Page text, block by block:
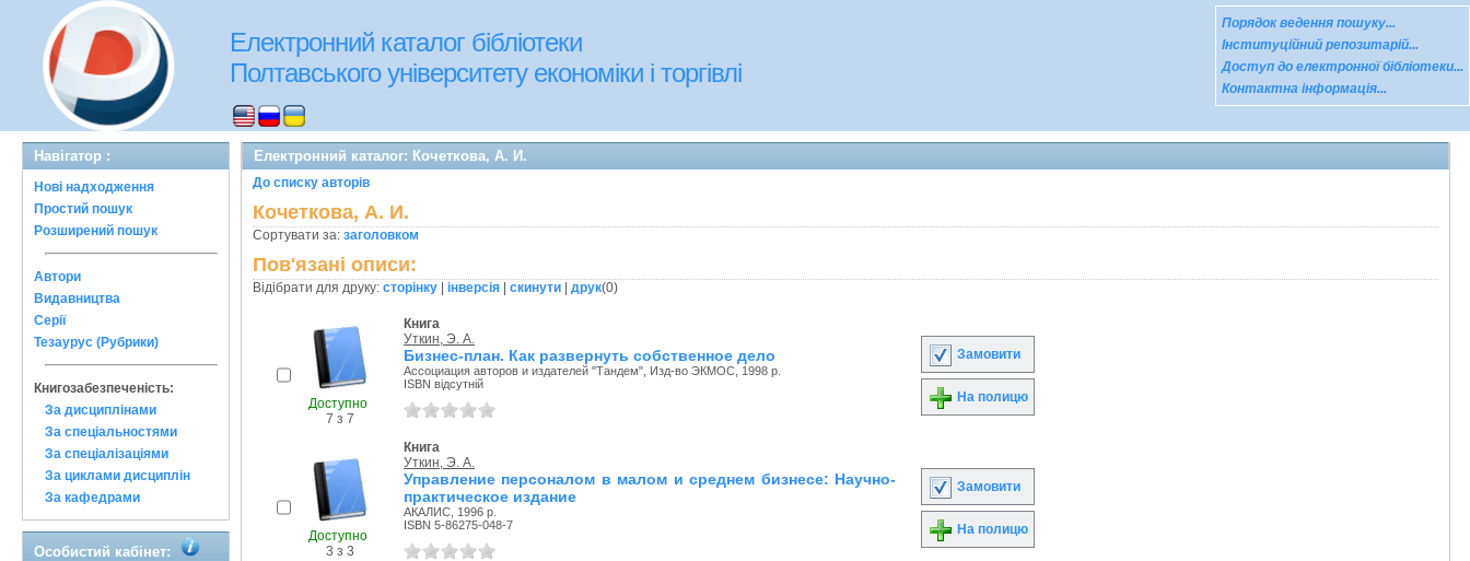
Електронний каталог бібліотеки
Полтавського університету економіки і торгівлі
Порядок ведення пошуку...
Інституційний репозитарій...
Доступ до електронної бібліотеки...
Контактна інформація...
Навігатор :
Нові надходження
Простий пошук
Розширений пошук
Автори
Видавництва
Серії
Тезаурус (Рубрики)
Книгозабезпеченість:
За дисциплінами
За спеціальностями
За спеціалізаціями
За циклами дисциплін
За кафедрами
Особистий кабінет:
Електронний каталог: Кочеткова, А. И.
До списку авторів
Кочеткова, А. И.
Сортувати за: заголовком
Пов'язані описи:
Відібрати для друку: сторінку інверсія скинути друк(0)
Доступно
7 з 7
Книга
Уткин, Э. А.
Бизнес-план. Как развернуть собственное дело
Ассоциация авторов и издателей "Тандем", Изд-во ЭКМОС, 1998 р.
ISBN відсутній
Замовити
На полицю
Доступно
3 з 3
Книга
Уткин, Э. А.
Управление персоналом в малом и среднем бизнесе: Научно-
практическое издание
АКАЛИС, 1996 р.
ISBN 5-86275-048-7
Замовити
На полицю